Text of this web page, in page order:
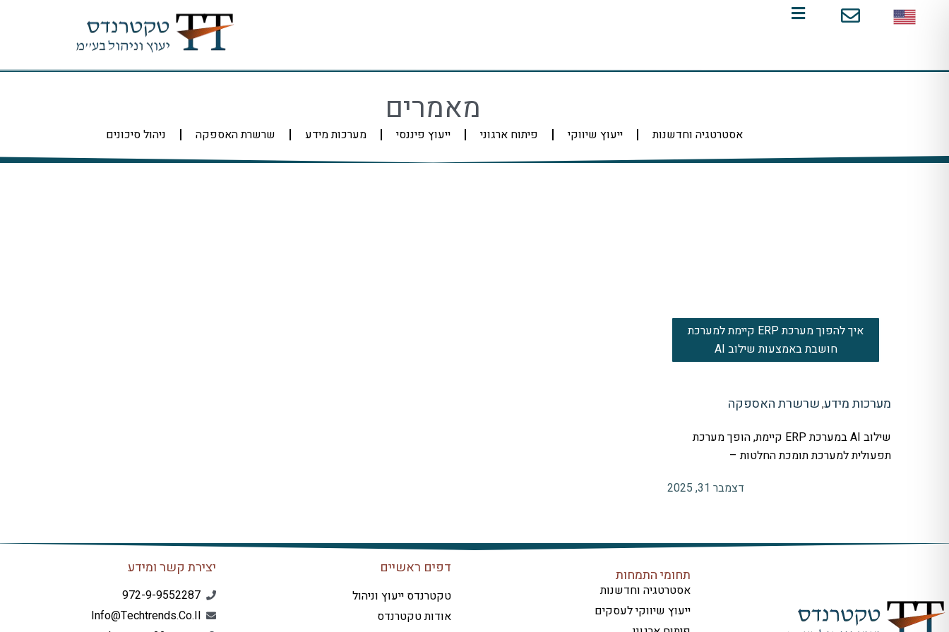
מאמרים
אסטרטגיה וחדשנות ייעוץ שיווקי פיתוח ארגוני ייעוץ פיננסי מערכות מידע שרשרת האספקה ניהול סיכונים
איך להפוך מערכת ERP קיימת למערכת
חושבת באמצעות שילוב AI
מערכות מידע,שרשרת האספקה
שילוב AI במערכת ERP קיימת, הופך מערכת
תפעולית למערכת תומכת החלטות –
דצמבר 31, 2025
תחומי התמחות
אסטרטגיה וחדשנות
ייעוץ שיווקי לעסקים
דפים ראשיים
טקטרנדס ייעוץ וניהול
אודות טקטרנדס
יצירת קשר ומידע
972-9-9552287
Info@techtrends.co.il